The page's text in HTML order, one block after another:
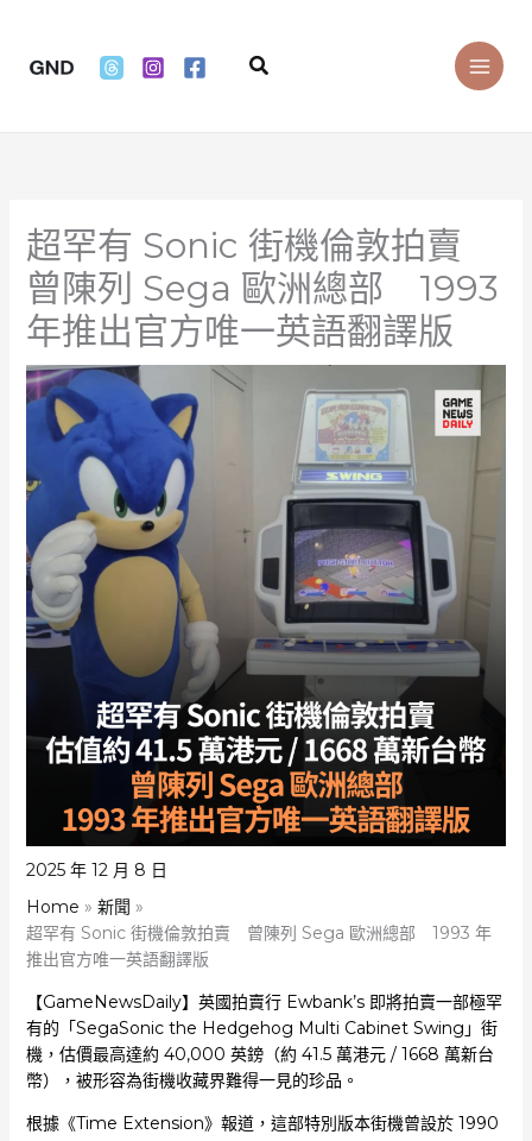
content
Search
超罕有 Sonic 街機倫敦拍賣
曾陳列 Sega 歐洲總部 1993
年推出官方唯一英語翻譯版
2025 年 12 月 8 日
Home
新聞
超罕有 Sonic 街機倫敦拍賣 曾陳列 Sega 歐洲總部 1993 年
推出官方唯一英語翻譯版
【GameNewsDaily】英國拍賣行 Ewbank’s 即將拍賣一部極罕
有的「SegaSonic the Hedgehog Multi Cabinet Swing」街
機，估價最高達約 40,000 英鎊（約 41.5 萬港元 / 1668 萬新台
幣），被形容為街機收藏界難得一見的珍品。
根據《Time Extension》報道，這部特別版本街機曾設於 1990